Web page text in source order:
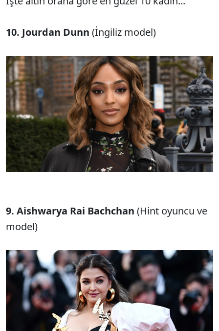
10. Jourdan Dunn (İngiliz model)
9. Aishwarya Rai Bachchan (Hint oyuncu ve
model)